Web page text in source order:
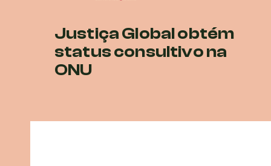
Justiça Global obtém
status consultivo na
ONU